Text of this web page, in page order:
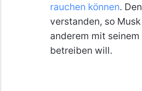
rauchen können.
verstanden, so Musk
anderem mit
betreiben will.